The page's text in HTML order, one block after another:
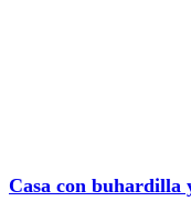
Casa con buhardilla